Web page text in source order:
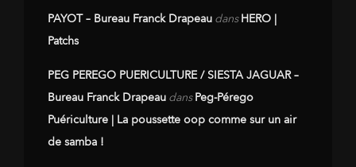
PAYOT – Bureau Franck Drapeau dansHERO |
Patchs
PEG PEREGO PUERICULTURE / SIESTA JAGUAR –
Bureau Franck Drapeau dansPeg-Pérego
Puériculture | La poussette oop comme sur un air
de samba !